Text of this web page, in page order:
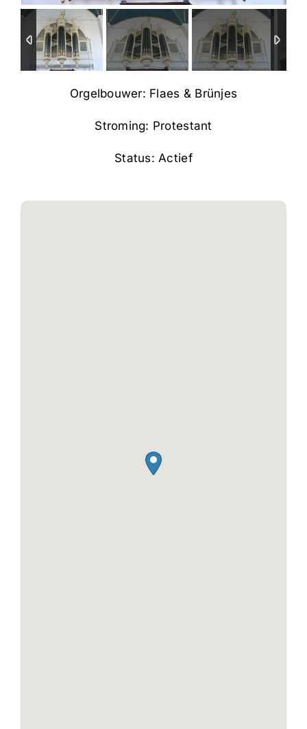
Orgelbouwer: Flaes & Brünjes
Stroming: Protestant
Status: Actief